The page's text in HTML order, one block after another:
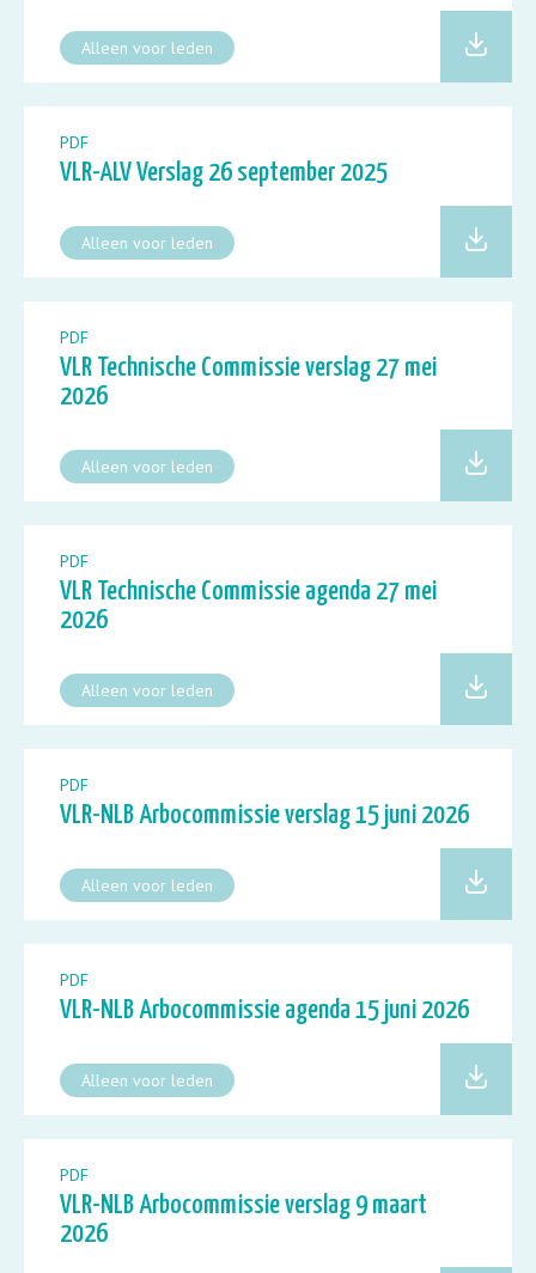
Alleen voor leden
PDF
VLR-ALV Verslag 26 september 2025
Alleen voor leden
PDF
VLR Technische Commissie verslag 27 mei
2026
Alleen voor leden
PDF
VLR Technische Commissie agenda 27 mei
2026
Alleen voor leden
PDF
VLR-NLB Arbocommissie verslag 15 juni 2026
Alleen voor leden
PDF
VLR-NLB Arbocommissie agenda 15 juni 2026
Alleen voor leden
PDF
VLR-NLB Arbocommissie verslag 9 maart
2026